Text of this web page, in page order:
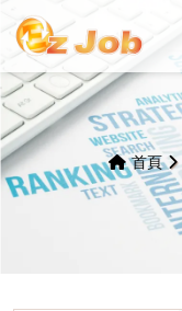
首頁